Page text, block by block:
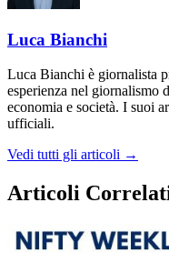
Luca Bianchi
Luca Bianchi è giornalista
esperienza nel giornalismo
economia e società. I suoi
ufficiali.
Vedi tutti gli articoli →
Articoli